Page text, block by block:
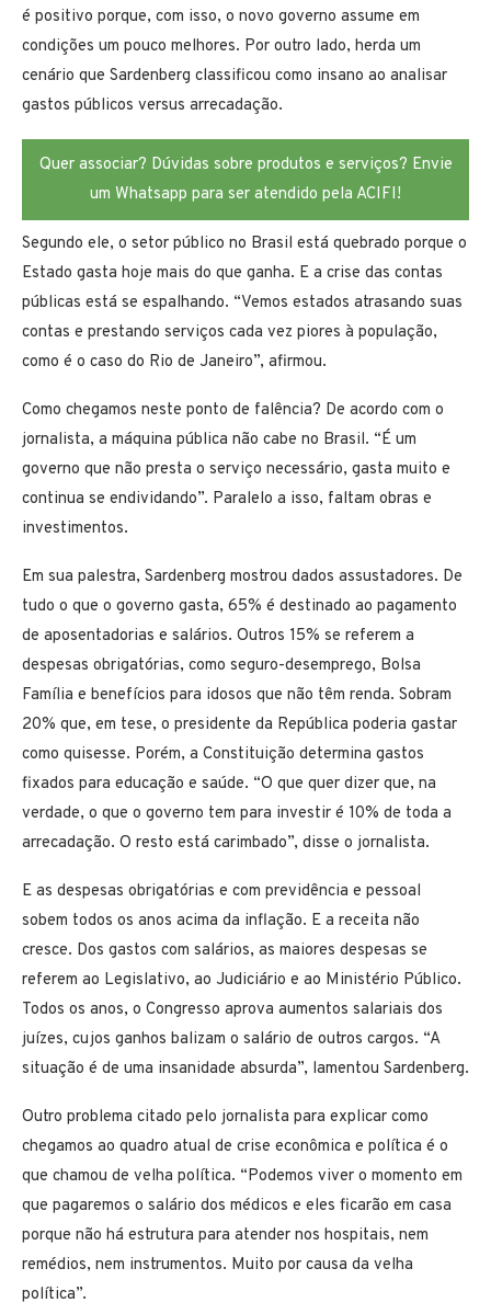
é positivo porque, com isso, o novo governo assume em
condições um pouco melhores. Por outro lado, herda um
cenário que Sardenberg classificou como insano ao analisar
gastos públicos versus arrecadação.
Quer associar? Dúvidas sobre produtos e serviços? Envie
um Whatsapp para ser atendido pela ACIFI!
Segundo ele, o setor público no Brasil está quebrado porque o
Estado gasta hoje mais do que ganha. E a crise das contas
públicas está se espalhando. “Vemos estados atrasando suas
contas e prestando serviços cada vez piores à população,
como é o caso do Rio de Janeiro”, afirmou.
Como chegamos neste ponto de falência? De acordo com o
jornalista, a máquina pública não cabe no Brasil. “É um
governo que não presta o serviço necessário, gasta muito e
continua se endividando”. Paralelo a isso, faltam obras e
investimentos.
Em sua palestra, Sardenberg mostrou dados assustadores. De
tudo o que o governo gasta, 65% é destinado ao pagamento
de aposentadorias e salários. Outros 15% se referem a
despesas obrigatórias, como seguro-desemprego, Bolsa
Família e benefícios para idosos que não têm renda. Sobram
20% que, em tese, o presidente da República poderia gastar
como quisesse. Porém, a Constituição determina gastos
fixados para educação e saúde. “O que quer dizer que, na
verdade, o que o governo tem para investir é 10% de toda a
arrecadação. O resto está carimbado”, disse o jornalista.
E as despesas obrigatórias e com previdência e pessoal
sobem todos os anos acima da inflação. E a receita não
cresce. Dos gastos com salários, as maiores despesas se
referem ao Legislativo, ao Judiciário e ao Ministério Público.
Todos os anos, o Congresso aprova aumentos salariais dos
juízes, cujos ganhos balizam o salário de outros cargos. “A
situação é de uma insanidade absurda”, lamentou Sardenberg.
Outro problema citado pelo jornalista para explicar como
chegamos ao quadro atual de crise econômica e política é o
que chamou de velha política. “Podemos viver o momento em
que pagaremos o salário dos médicos e eles ficarão em casa
porque não há estrutura para atender nos hospitais, nem
remédios, nem instrumentos. Muito por causa da velha
política”.